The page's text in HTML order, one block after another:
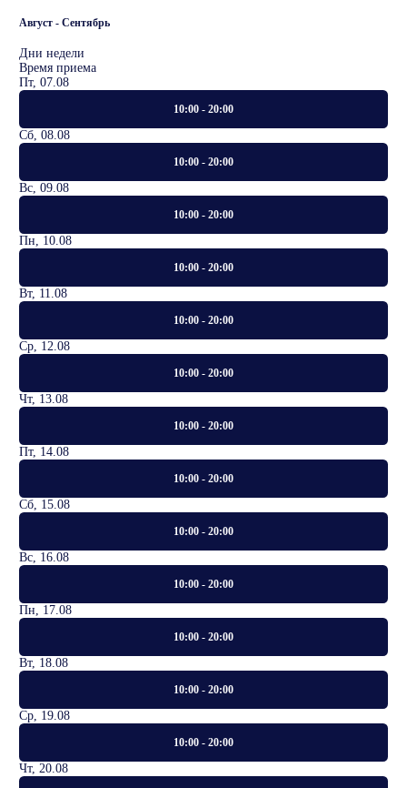
Август - Сентябрь
Дни недели
Время приема
Пт, 07.08
10:00 - 20:00
Сб, 08.08
10:00 - 20:00
Вс, 09.08
10:00 - 20:00
Пн, 10.08
10:00 - 20:00
Вт, 11.08
10:00 - 20:00
Ср, 12.08
10:00 - 20:00
Чт, 13.08
10:00 - 20:00
Пт, 14.08
10:00 - 20:00
Сб, 15.08
10:00 - 20:00
Вс, 16.08
10:00 - 20:00
Пн, 17.08
10:00 - 20:00
Вт, 18.08
10:00 - 20:00
Ср, 19.08
10:00 - 20:00
Чт, 20.08